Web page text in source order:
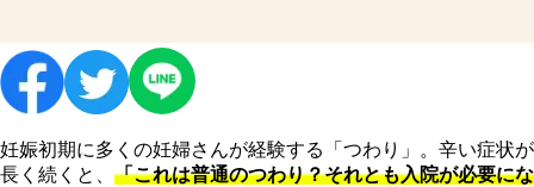
妊娠初期に多くの妊婦さんが経験する「つわり」。辛い症状が
長く続くと、 「これは普通のつわり？それとも入院が必要にな